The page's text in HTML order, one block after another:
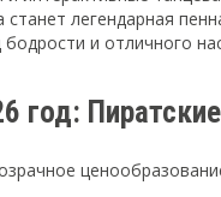
станет легендарная
и отличного
год: